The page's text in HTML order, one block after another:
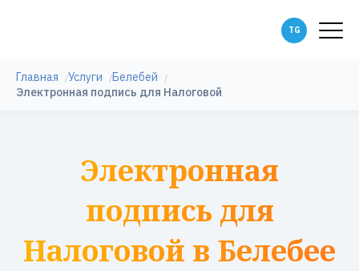
Главная Услуги
Белебей
Электронная подпись для Налоговой
Электронная
подпись для
Налоговой в Белебее